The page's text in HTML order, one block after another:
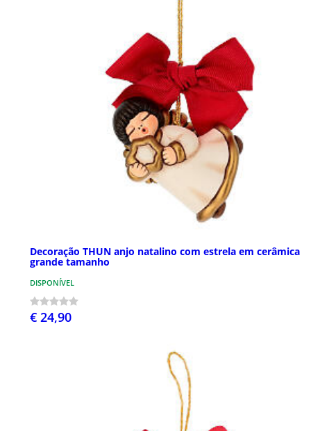
Decoração THUN anjo natalino com estrela em cerâmica
grande tamanho
DISPONÍVEL
€ 24,90